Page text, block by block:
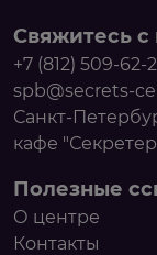
Свяжитесь с
+7 (812) 509-62-
spb@secrets-
Санкт-
кафе
Полезные
О центре
Контакты